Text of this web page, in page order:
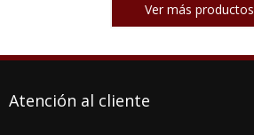
Ver más productos
Atención al cliente